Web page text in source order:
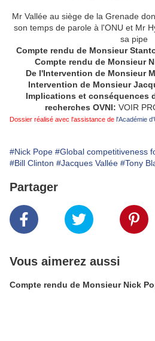
Mr Vallée au siège de la Grenade
son temps de parole à l'ONU et Mr
sa pipe
Compte rendu de Monsieur
Compte rendu de Monsieur
De l'Intervention de Monsieur
Intervention de Monsieur
Implications et conséquences
recherches OVNI: VOIR
Dossier réalisé avec l'assistance de l'Académie
#Nick Pope #Global competitiveness
#Bill Clinton #Jacques Vallée #Tony
Partager
Vous aimerez aussi
Compte rendu de Monsieur Nick